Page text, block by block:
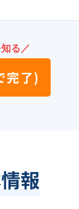
る／
完了)
報